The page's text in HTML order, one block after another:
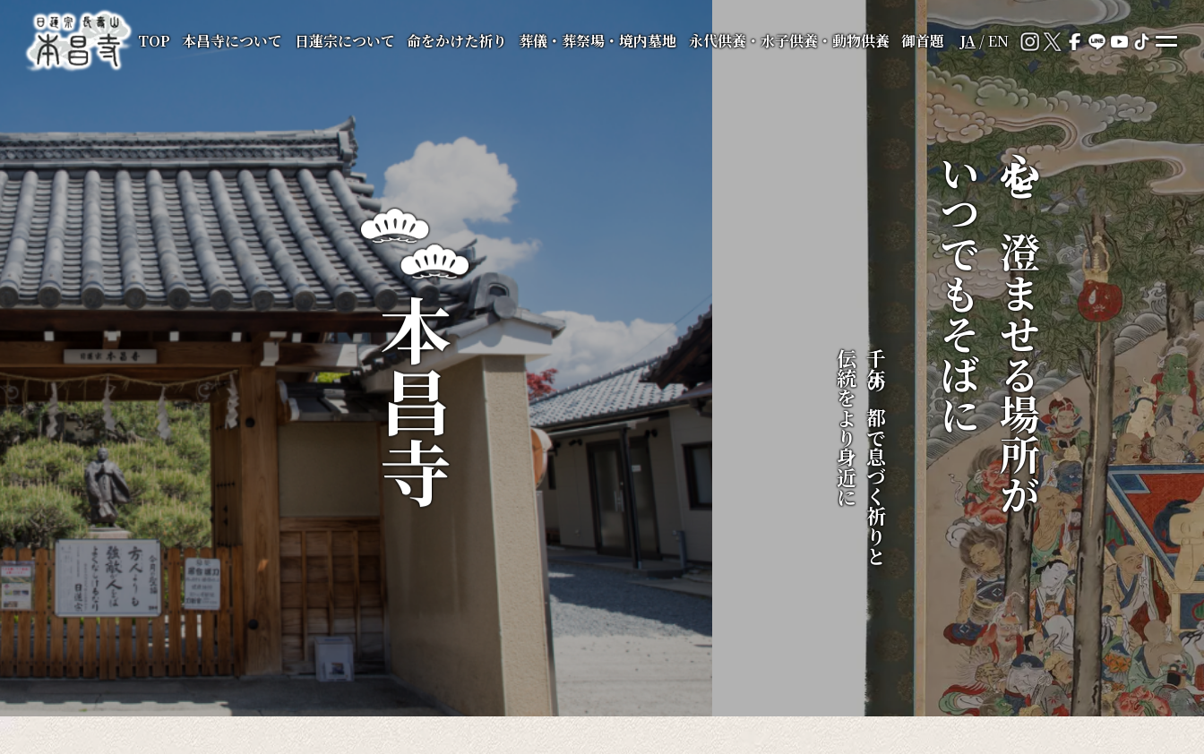
TOP 本昌寺について 日蓮宗について 命をかけた祈り 葬儀・葬祭場・境内墓地 永代供養・水子供養・動物供養 御首題 JA/EN
心を澄ませる場所が
いつでもそばに
千年の都で息づく祈りと
伝統をより身近に
本昌寺